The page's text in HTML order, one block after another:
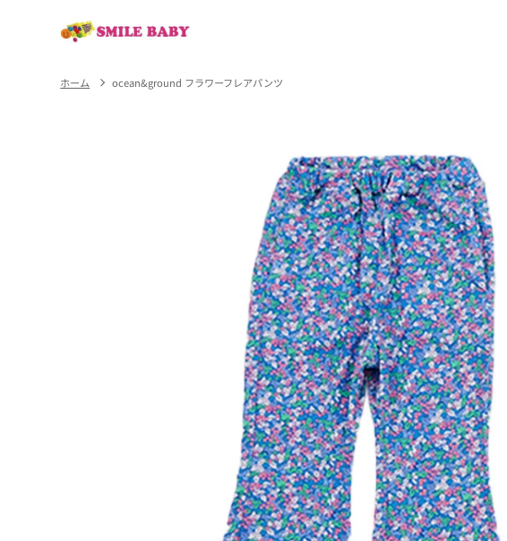
ンツに
ホーム ocean&ground フラワーフレアパンツ